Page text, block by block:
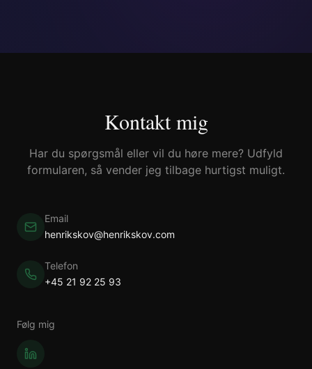
Kontakt mig
Har du spørgsmål eller vil du høre mere? Udfyld
formularen, så vender jeg tilbage hurtigst muligt.
Email
henrikskov@henrikskov.com
Telefon
+45 21 92 25 93
Følg mig